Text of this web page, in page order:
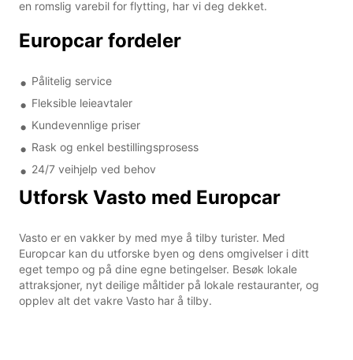
en romslig varebil for flytting, har vi deg dekket.
Europcar fordeler
Pålitelig service
Fleksible leieavtaler
Kundevennlige priser
Rask og enkel bestillingsprosess
24/7 veihjelp ved behov
Utforsk Vasto med Europcar
Vasto er en vakker by med mye å tilby turister. Med
Europcar kan du utforske byen og dens omgivelser i ditt
eget tempo og på dine egne betingelser. Besøk lokale
attraksjoner, nyt deilige måltider på lokale restauranter, og
opplev alt det vakre Vasto har å tilby.